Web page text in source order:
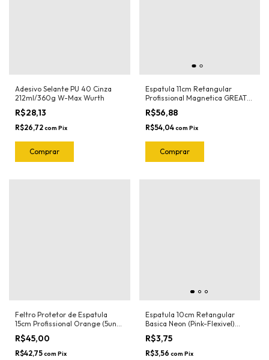
Adesivo Selante PU 40 Cinza
212ml/360g W-Max Wurth
R$28,13
R$26,72com Pix
Espatula 11cm Retangular
Profissional Magnetica GREAT
(Verde-Flexivel) 3112 Joker
R$56,88
R$54,04com Pix
Feltro Protetor de Espatula
15cm Profissional Orange (5und)
1022.O Joker
R$45,00
R$42,75com Pix
Espatula 10cm Retangular
Basica Neon (Pink-Flexivel)
3030RN Ronek
R$3,75
R$3,56 com Pix